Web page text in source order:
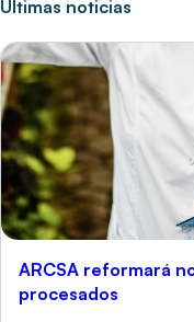
Últimas noticias
ARCSA reformará
procesados